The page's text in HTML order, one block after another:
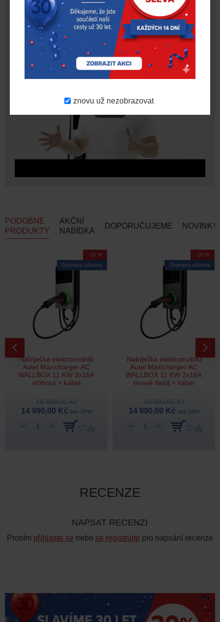
znovu už nezobrazovat
PODOBNÉ
PRODUKTY
AKČNÍ
NABÍDKA
DOPORUČUJEME NOVINKY
Doprava zdarma
-25 %
Nabíječka elektromobilů
Autel Maxicharger AC
WALLBOX 11 KW 3x16A
stříbrná + kabel
19 990,00 Kč
14 990,00 Kč bez DPH
Doprava zdarma
-25 %
Nabíječka elektromobilů
Autel Maxicharger AC
WALLBOX 11 KW 3x16A
tmavě šedá + kabel
19 990,00 Kč
14 990,00 Kč bez DPH
RECENZE
NAPSAT RECENZI
Prosím přihlaste se nebo se registrujte pro napsání recenze